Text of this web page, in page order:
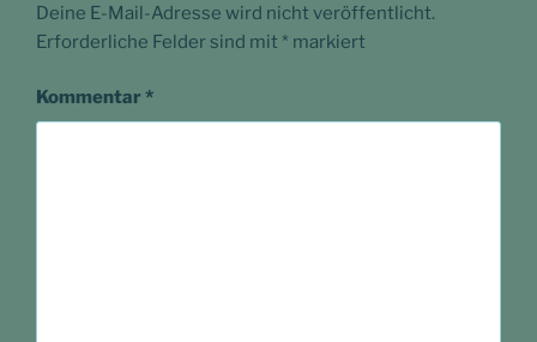
Deine E-Mail-Adresse wird nicht veröffentlicht.
Erforderliche Felder sind mit * markiert
Kommentar *